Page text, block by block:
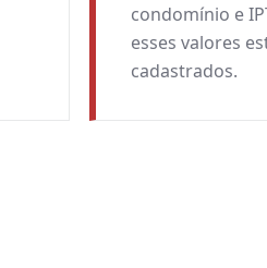
condomínio e
esses valores
cadastrados.